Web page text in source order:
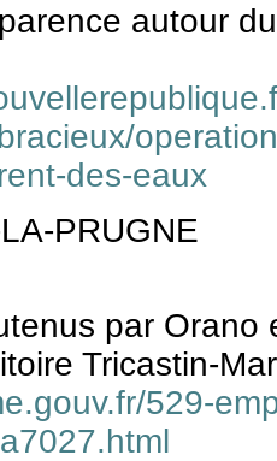
autour
des-eaux
PRUGNE
par Orano
Tricastin-
529-